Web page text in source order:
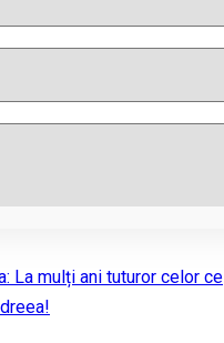
La mulți ani tuturor celor ce